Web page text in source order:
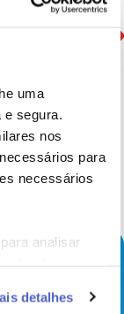
uma
segura.
nos
para
necessários
analisar
e
detalhes